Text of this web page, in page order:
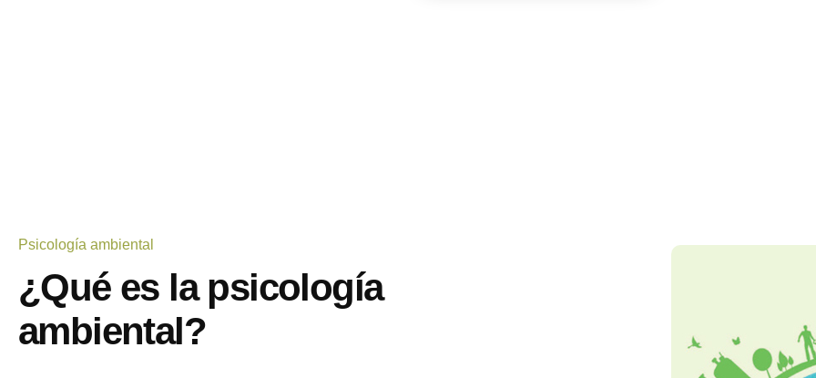
Psicología ambiental
¿Qué es la psicología
ambiental?